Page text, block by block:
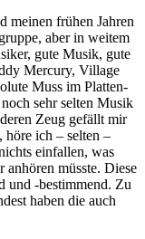
meinen frühen Jahren
aber in weitem
gute Musik, gute
Mercury, Village
Muss im Platten-
sehr selten Musik
Zeug gefällt mir
ich – selten –
einfallen, was
anhören müsste. Diese
und -bestimmend. Zu
haben die auch